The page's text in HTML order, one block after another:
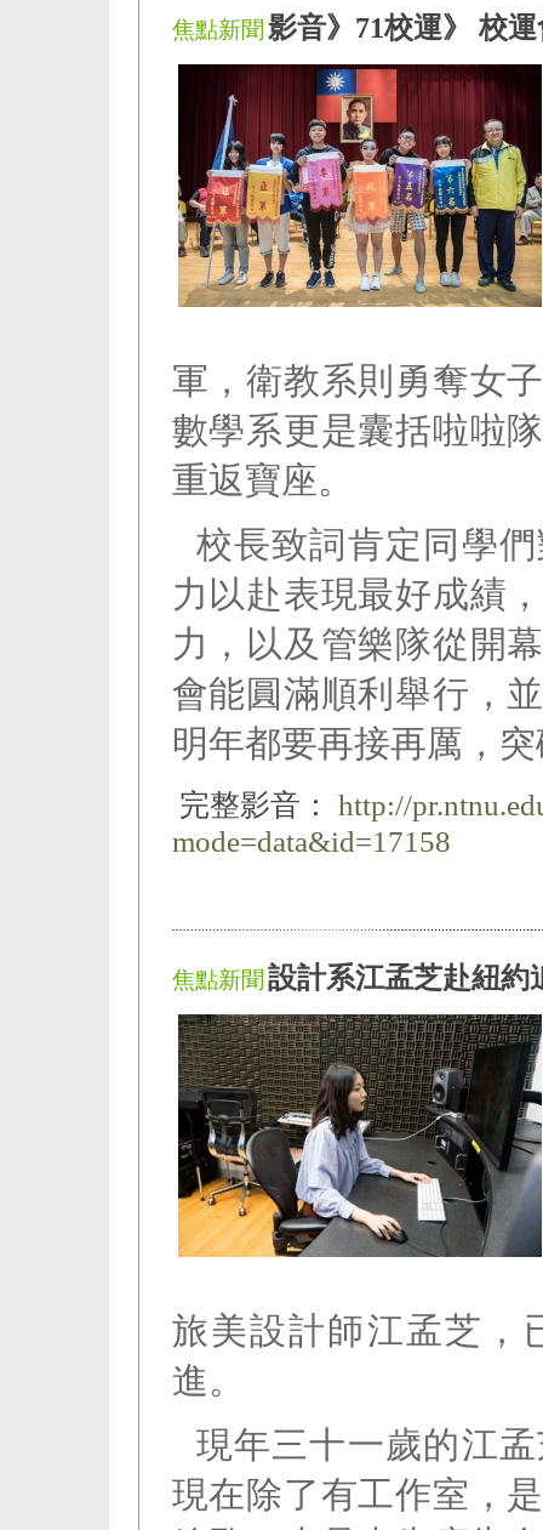
焦點新聞影音》71校運》 校
軍，衛教系則勇奪女
數學系更是囊括啦啦
重返寶座。
校長致詞肯定同學
力以赴表現最好成績
力，以及管樂隊從開
會能圓滿順利舉行，
明年都要再接再厲，
完整影音：
http://
mode=data&id=17158
焦點新聞設計系江孟芝赴紐約
旅美設計師江孟芝，
進。
現年三十一歲的江
現在除了有工作室，